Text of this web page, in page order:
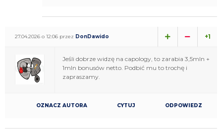
27.04.2026 o 12:06 przez DonDawido +1
Jeśli dobrze widzę na capology, to zarabia 3,5mln +
1mln bonusów netto. Podbić mu to trochę i
zapraszamy.
OZNACZ AUTORA CYTUJ ODPOWIEDZ